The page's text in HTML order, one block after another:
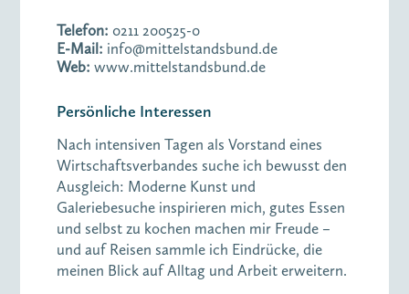
Telefon: 0211 200525-0
E-Mail: info@mittelstandsbund.de
Web: www.mittelstandsbund.de
Persönliche Interessen
Nach intensiven Tagen als Vorstand eines
Wirtschaftsverbandes suche ich bewusst den
Ausgleich: Moderne Kunst und
Galeriebesuche inspirieren mich, gutes Essen
und selbst zu kochen machen mir Freude –
und auf Reisen sammle ich Eindrücke, die
meinen Blick auf Alltag und Arbeit erweitern.